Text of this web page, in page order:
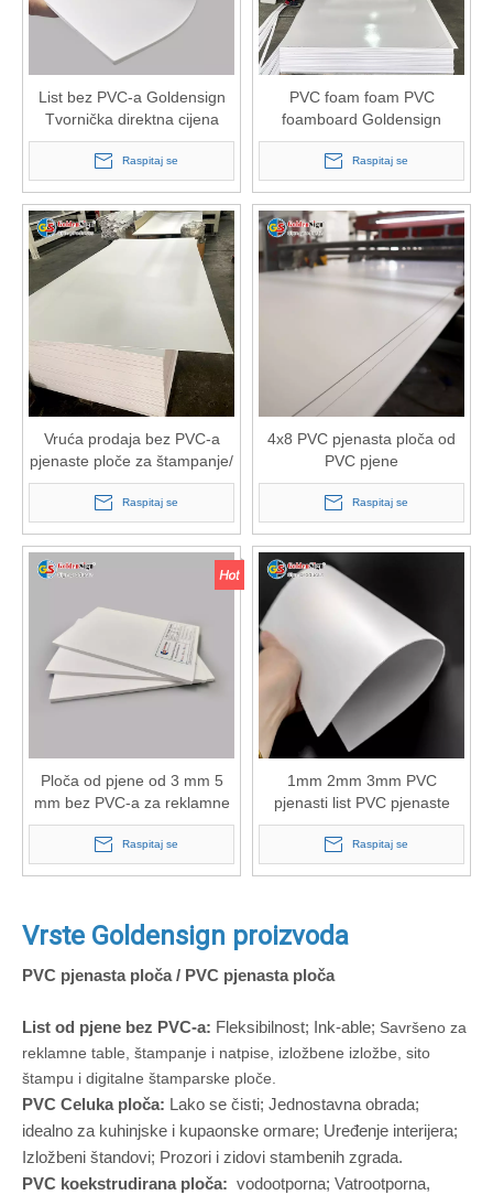
List bez PVC-a Goldensign
Tvornička direktna cijena
Raspitaj se
PVC foam foam PVC
foamboard Goldensign
Tvornička cijena
Raspitaj se
Vruća prodaja bez PVC-a
pjenaste ploče za štampanje/
UV štampanje PVC sintra
listova/ štampanje plastičnih
ploča
Raspitaj se
4x8 PVC pjenasta ploča od
PVC pjene
Raspitaj se
Ploča od pjene od 3 mm 5
mm bez PVC-a za reklamne
table
Raspitaj se
1mm 2mm 3mm PVC
pjenasti list PVC pjenaste
ploče za reklamiranje
plastičnih ploča
Raspitaj se
Vrste Goldensign proizvoda
PVC pjenasta ploča / PVC pjenasta ploča
List od pjene bez PVC-a: Fleksibilnost; Ink-able; Savršeno za
reklamne table, štampanje i natpise, izložbene izložbe, sito
štampu i digitalne štamparske ploče.
PVC Celuka ploča: Lako se čisti; Jednostavna obrada;
idealno za kuhinjske i kupaonske ormare; Uređenje interijera;
Izložbeni štandovi; Prozori i zidovi stambenih zgrada.
PVC koekstrudirana ploča: vodootporna; Vatrootporna,